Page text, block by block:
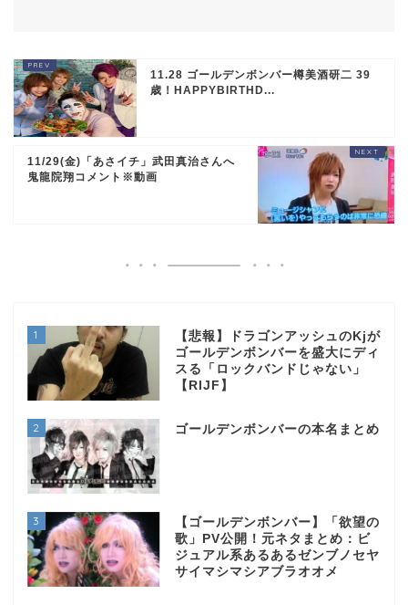
11.28 ゴールデンボンバー樽美酒研二 39
歳！HAPPYBIRTHD...
11/29(金)「あさイチ」武田真治さんへ
鬼龍院翔コメント※動画
1
【悲報】ドラゴンアッシュのKjが
ゴールデンボンバーを盛大にディ
スる「ロックバンドじゃない」
【RIJF】
2 ゴールデンボンバーの本名まとめ
3
【ゴールデンボンバー】「欲望の
歌」PV公開！元ネタまとめ：ビ
ジュアル系あるあるゼンブノセヤ
サイマシマシアブラオオメ